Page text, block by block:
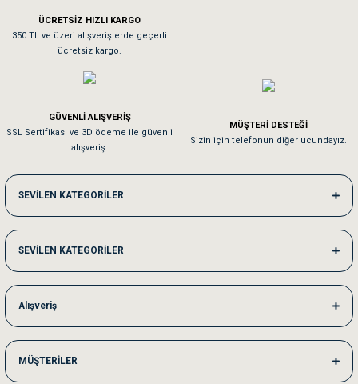
Sa**** On******
Kedilerim beğeniyorlar. Memnunuz. Uygun fiyatta olması iyi.
Me***** Ya******
Akşam verdiğim sipariş bir sonraki gün elime ulaştı. Jack russell köpeğim
ÜCRETSİZ HIZLI KARGO
350 TL ve üzeri alışverişlerde geçerli
ücretsiz kargo.
GÜVENLİ ALIŞVERİŞ
SSL Sertifikası ve 3D ödeme ile güvenli
alışveriş.
MÜŞTERİ DESTEĞİ
Sizin için telefonun diğer ucundayız.
SEVİLEN KATEGORİLER
SEVİLEN KATEGORİLER
Alışveriş
MÜŞTERİLER